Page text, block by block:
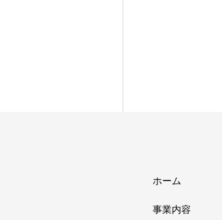
ホーム
事業内容